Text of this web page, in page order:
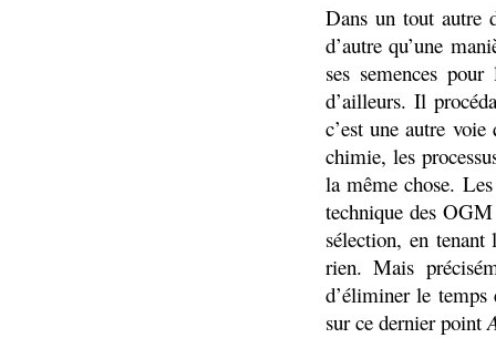
Dans un tout autre
d’autre qu’une
ses semences
d’ailleurs. Il
c’est une autre
chimie, les
la même chose.
technique des
sélection, en tenant
rien. Mais
d’éliminer le
sur ce dernier point